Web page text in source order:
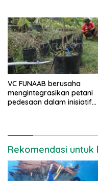
VC FUNAAB berusaha
mengintegrasikan petani
pedesaan dalam inisiatif
Rekomendasi untuk